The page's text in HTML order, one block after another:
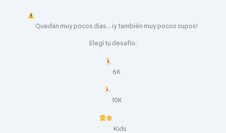
Quedan muy pocos días… ¡y también muy pocos cupos!
Elegí tu desafío:
6K
10K
Kids